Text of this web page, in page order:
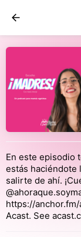
En este episodio
estás haciéndote
salirte de ahí.
https://
Acast. See